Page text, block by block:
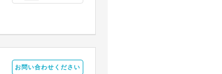
お問い合わせください